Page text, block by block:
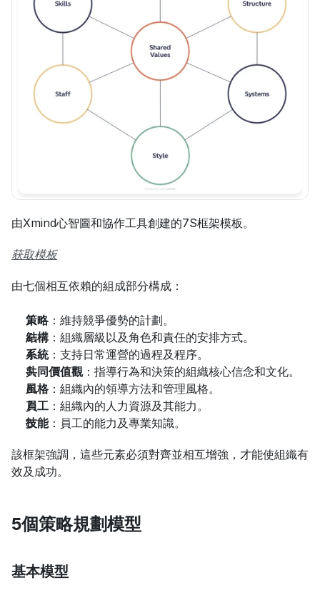
由Xmind心智圖和協作工具創建的7S框架模板。
获取模板
由七個相互依賴的組成部分構成：
策略：維持競爭優勢的計劃。
結構 ：組織層級以及角色和責任的安排方式。
系統：支持日常運營的過程及程序。
共同價值觀：指導行為和決策的組織核心信念和文化。
風格 ：組織內的領導方法和管理風格。
員工 ：組織內的人力資源及其能力。
技能：員工的能力及專業知識。
該框架強調，這些元素必須對齊並相互增強，才能使組織有
效及成功。
5個策略規劃模型
基本模型